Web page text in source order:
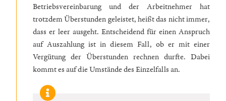
Betriebsvereinbarung und der Arbeitnehmer hat
trotzdem Überstunden geleistet, heißt das nicht immer,
dass er leer ausgeht. Entscheidend für einen Anspruch
auf Auszahlung ist in diesem Fall, ob er mit einer
Vergütung der Überstunden rechnen durfte. Dabei
kommt es auf die Umstände des Einzelfalls an.